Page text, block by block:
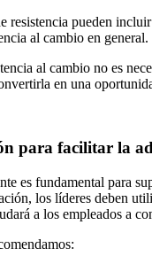
resistencia pueden
al cambio en
al cambio no es
en una
para facilitar la
es fundamental para
los líderes deben
a los empleados a